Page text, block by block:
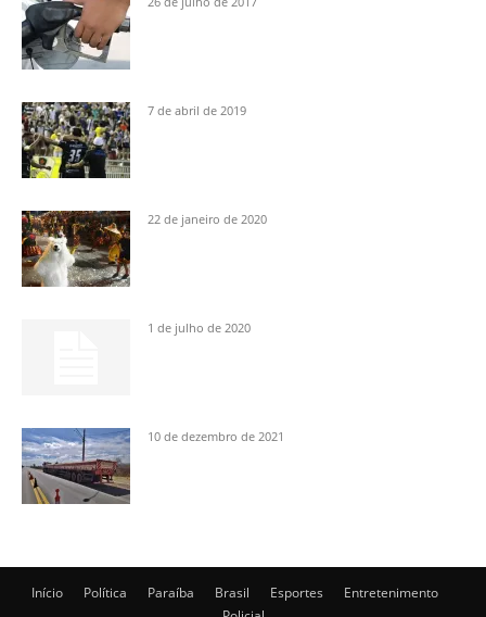
7 de abril de 2019
22 de janeiro de 2020
1 de julho de 2020
10 de dezembro de 2021
Início Política Paraíba Brasil Esportes
Entretenimento